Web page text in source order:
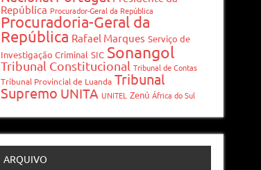
República Procurador-Geral da República
Procuradoria-Geral da
República Rafael Marques Serviço de
Investigação Criminal SIC Sonangol
Tribunal Constitucional Tribunal de Contas
Tribunal Provincial de Luanda Tribunal
Supremo UNITA UNITEL Zenú África do Sul
ARQUIVO